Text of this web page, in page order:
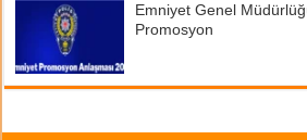
Emniyet Genel
Promosyon